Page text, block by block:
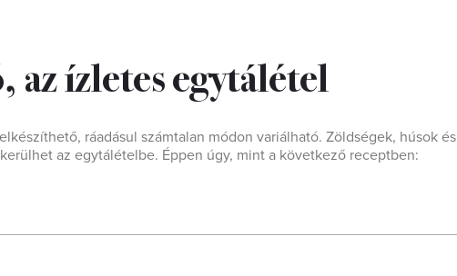
ízletes egytálétel
ráadásul számtalan módon variálható. Zöldségek, húsok és
az egytálételbe. Éppen úgy, mint a következő receptben: